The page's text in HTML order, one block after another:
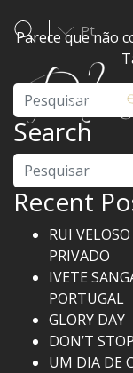
Pt
Parece que não
Search
Pesquisar
Recent
RUI
PRIVADO
IVETE
PORTUGAL
GLORY DAY
DON’T
UM DIA DE